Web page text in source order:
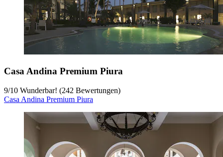
Casa Andina Premium Piura
9/10 Wunderbar! (242 Bewertungen)
Casa Andina Premium Piura